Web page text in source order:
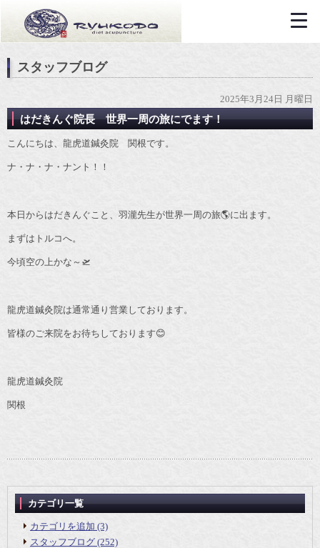
スタッフブログ
2025年3月24日 月曜日
はだきんぐ院長 世界一周の旅にでます！
こんにちは、龍虎道鍼灸院 関根です。
ナ・ナ・ナ・ナント！！
本日からはだきんぐこと、羽瀧先生が世界一周の旅🌎に出ます。
まずはトルコへ。
今頃空の上かな～🛫
龍虎道鍼灸院は通常通り営業しております。
皆様のご来院をお待ちしております😊
龍虎道鍼灸院
関根
カテゴリ一覧
カテゴリを追加 (3)
スタッフブログ (252)